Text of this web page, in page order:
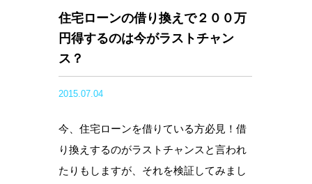
住宅ローンの借り換えで２００万
円得するのは今がラストチャン
ス？
2015.07.04
今、住宅ローンを借りている方必見！借
り換えするのがラストチャンスと言われ
たりもしますが、それを検証してみまし